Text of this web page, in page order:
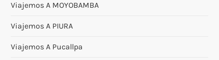
Viajemos A MOYOBAMBA
Viajemos A PIURA
Viajemos A Pucallpa